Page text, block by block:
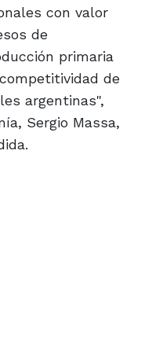
con valor
de
primaria
de
argentinas",
Sergio Massa,